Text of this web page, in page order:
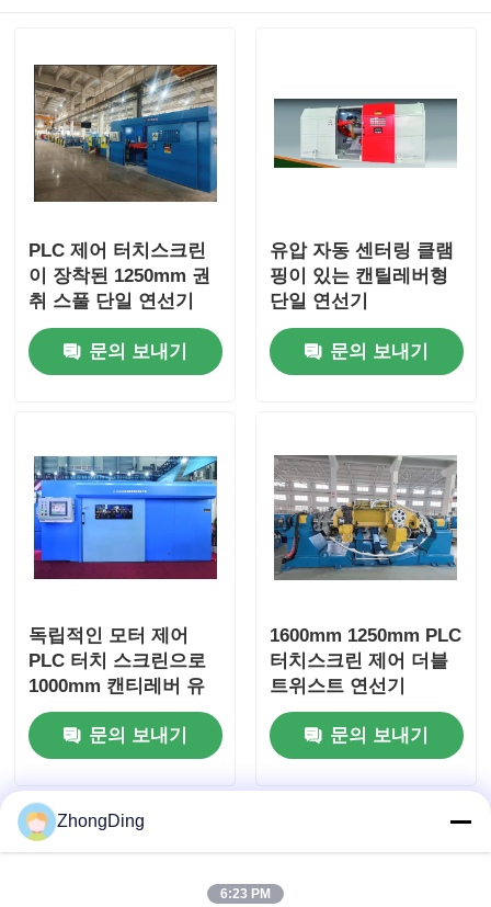
PLC 제어 터치스크린
이 장착된 1250mm 권
취 스풀 단일 연선기
문의 보내기
유압 자동 센터링 클램
핑이 있는 캔틸레버형
단일 연선기
문의 보내기
독립적인 모터 제어
PLC 터치 스크린으로
1000mm 캔티레버 유
형 단일 트위스트 기계
문의 보내기
1600mm 1250mm PLC
터치스크린 제어 더블
트위스트 연선기
문의 보내기
ZhongDing
6:23 PM